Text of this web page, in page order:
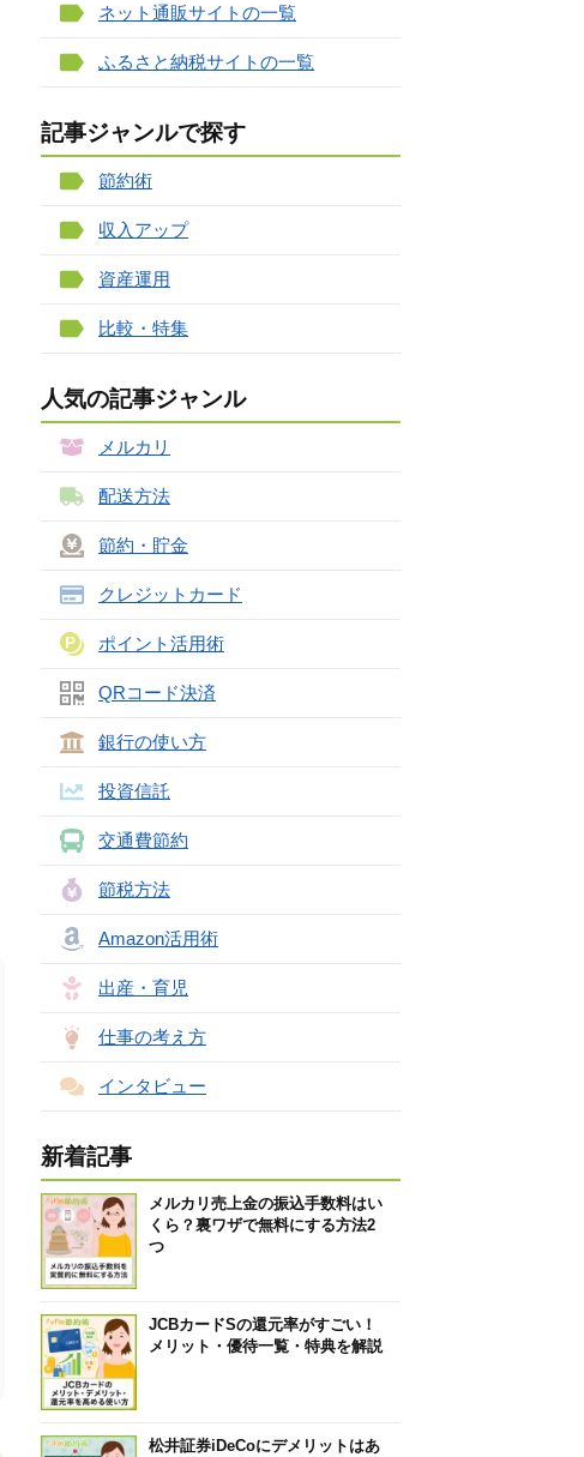
ネット通販サイトの一覧
ふるさと納税サイトの一覧
記事ジャンルで探す
節約術
収入アップ
資産運用
比較・特集
人気の記事ジャンル
メルカリ
配送方法
節約・貯金
クレジットカード
ポイント活用術
QRコード決済
銀行の使い方
投資信託
交通費節約
節税方法
Amazon活用術
出産・育児
仕事の考え方
インタビュー
新着記事
メルカリ売上金の振込手数料はい
くら？裏ワザで無料にする方法2
つ
JCBカードSの還元率がすごい！
メリット・優待一覧・特典を解説
松井証券iDeCoにデメリットはあ